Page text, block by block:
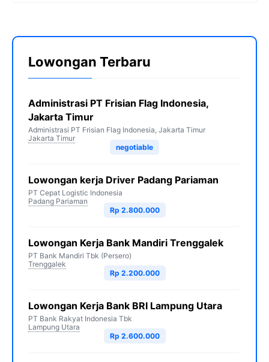
Lowongan Terbaru
Administrasi PT Frisian Flag Indonesia,
Jakarta Timur
Administrasi PT Frisian Flag Indonesia, Jakarta Timur
Jakarta Timur
negotiable
Lowongan kerja Driver Padang Pariaman
PT Cepat Logistic Indonesia
Padang Pariaman
Rp 2.800.000
Lowongan Kerja Bank Mandiri Trenggalek
PT Bank Mandiri Tbk (Persero)
Trenggalek
Rp 2.200.000
Lowongan Kerja Bank BRI Lampung Utara
PT Bank Rakyat Indonesia Tbk
Lampung Utara
Rp 2.600.000